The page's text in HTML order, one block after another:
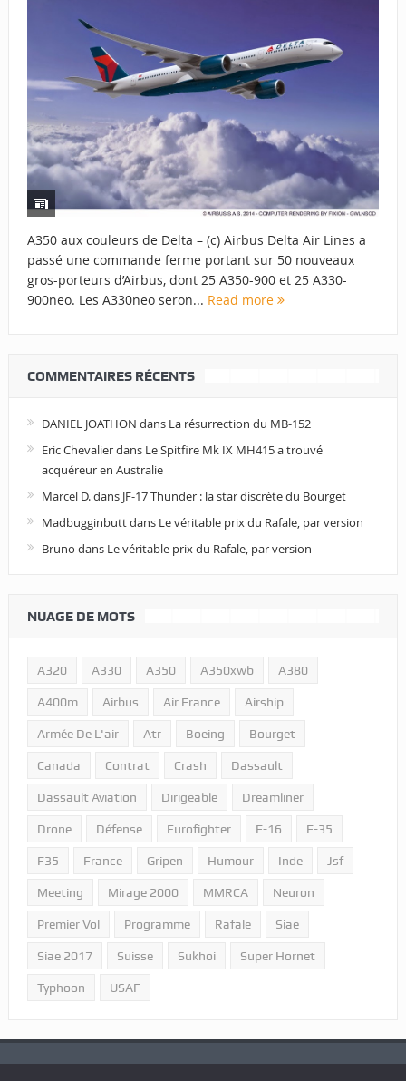
A350 aux couleurs de Delta – (c) Airbus Delta Air Lines a
passé une commande ferme portant sur 50 nouveaux
gros-porteurs d’Airbus, dont 25 A350-900 et 25 A330-
900neo. Les A330neo seron... Read more
COMMENTAIRES RÉCENTS
DANIEL JOATHON dans La résurrection du MB-152
Eric Chevalierdans Le Spitfire Mk IX MH415 a trouvé
acquéreur en Australie
Marcel D.dans JF-17 Thunder : la star discrète du Bourget
Madbugginbuttdans Le véritable prix du Rafale, par version
Bruno dans Le véritable prix du Rafale, par version
NUAGE DE MOTS
A320 A330 A350 A350xwb A380
A400m Airbus Air France Airship
Armée De L'air Atr Boeing Bourget
Canada Contrat Crash Dassault
Dassault Aviation Dirigeable Dreamliner
Drone Défense Eurofighter F-16 F-35
F35 France Gripen Humour Inde Jsf
Meeting Mirage 2000 MMRCA Neuron
Premier Vol Programme Rafale Siae
Siae 2017 Suisse Sukhoi Super Hornet
Typhoon USAF